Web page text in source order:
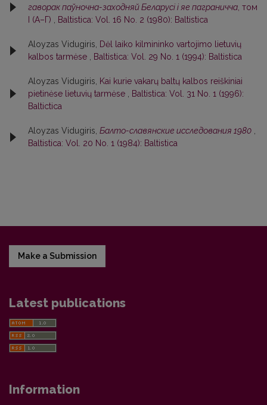
гаворак паўночна-заходняй Беларусi i яе паграничча , том
I (А–Г)
Baltistica: Vol. 16 No. 2 (1980): Baltistica
Aloyzas Vidugiris,
Dėl laiko kilmininko vartojimo lietuvių
kalbos tarmėse
Baltistica: Vol. 29 No. 1 (1994): Baltistica
Aloyzas Vidugiris,
Kai kurie vakarų baltų kalbos reiškiniai
pietinėse lietuvių tarmėse
Baltistica: Vol. 31 No. 1 (1996):
Baltictica
Aloyzas Vidugiris, Балто-славянские исследования 1980
Baltistica: Vol. 20 No. 1 (1984): Baltistica
Make a Submission
Latest publications
Information